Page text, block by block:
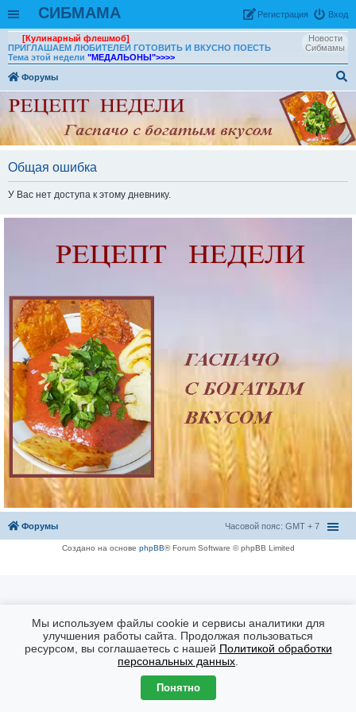
СИБМАМА Вход
Рeгиcтpaция
Новости
Сибмамы
[Кулинарный флешмоб]
ПРИГЛАШАЕМ ЛЮБИТЕЛЕЙ ГОТОВИТЬ И ВКУСНО ПОЕСТЬ
Тема этой недели "МЕДАЛЬОНЫ">>>>
Форумы
ск
Общая ошибка
У Вас нет доступа к этому дневнику.
Форумы Часовой пояс: GMT + 7
Создано на основе phpBB® Forum Software © phpBB Limited
Мы используем файлы cookie и сервисы аналитики для
улучшения работы сайта. Продолжая пользоваться
ресурсом, вы соглашаетесь с нашей Политикой обработки
персональных данных
Понятно